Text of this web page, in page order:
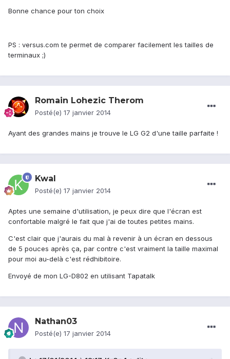
Bonne chance pour ton choix
PS : versus.com te permet de comparer facilement les tailles de
terminaux ;)
Romain Lohezic Therom
Posté(e) 17 janvier 2014
Ayant des grandes mains je trouve le LG G2 d'une taille parfaite !
Kwal
Posté(e) 17 janvier 2014
Aptes une semaine d'utilisation, je peux dire que l'écran est
confortable malgré le fait que j'ai de toutes petites mains.
C'est clair que j'aurais du mal à revenir à un écran en dessous
de 5 pouces après ça, par contre c'est vraiment la taille maximal
pour moi au-delà c'est rédhibitoire.
Envoyé de mon LG-D802 en utilisant Tapatalk
Nathan03
Posté(e) 17 janvier 2014